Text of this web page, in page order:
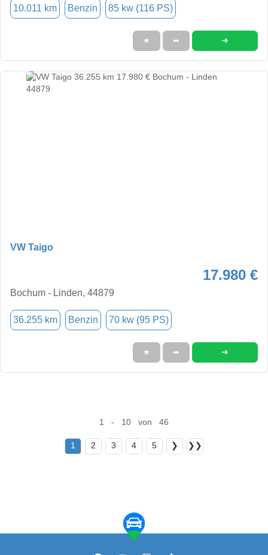
10.011 km Benzin 85 kw (116 PS)
★ ➦ ➜
VW Taigo
17.980 €
Bochum - Linden, 44879
36.255 km Benzin 70 kw (95 PS)
★ ➦ ➜
1 - 10 von 46
1 2 3 4 5 ❯ ❯❯